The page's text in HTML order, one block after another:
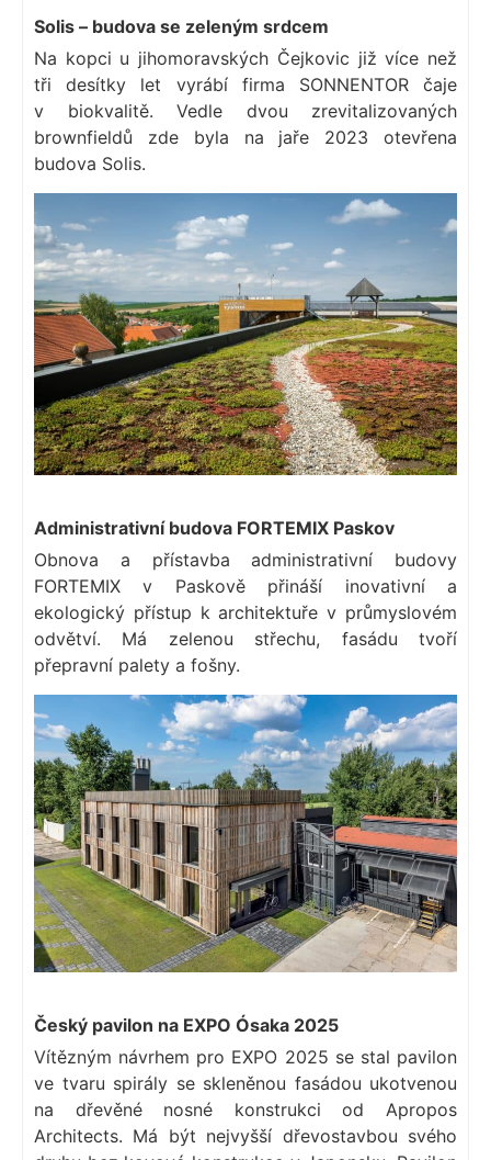
Solis – budova se zeleným srdcem
Na kopci u jihomoravských Čejkovic již více než
tři desítky let vyrábí firma SONNENTOR čaje
v biokvalitě. Vedle dvou zrevitalizovaných
brownfieldů zde byla na jaře 2023 otevřena
budova Solis.
Administrativní budova FORTEMIX Paskov
Obnova a přístavba administrativní budovy
FORTEMIX v Paskově přináší inovativní a
ekologický přístup k architektuře v průmyslovém
odvětví. Má zelenou střechu, fasádu tvoří
přepravní palety a fošny.
Český pavilon na EXPO Ósaka 2025
Vítězným návrhem pro EXPO 2025 se stal pavilon
ve tvaru spirály se skleněnou fasádou ukotvenou
na dřevěné nosné konstrukci od Apropos
Architects. Má být nejvyšší dřevostavbou svého